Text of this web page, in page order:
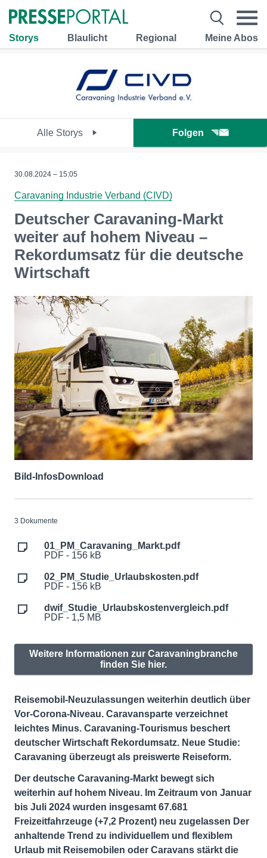
Storys Blaulicht Regional Meine Abos
Alle Storys Folgen
30.08.2024 – 15:05
Caravaning Industrie Verband (CIVD)
Deutscher Caravaning-Markt
weiter auf hohem Niveau –
Rekordumsatz für die deutsche
Wirtschaft
Bild-InfosDownload
3 Dokumente
01_PM_Caravaning_Markt.pdf
PDF - 156 kB
02_PM_Studie_Urlaubskosten.pdf
PDF - 156 kB
dwif_Studie_Urlaubskostenvergleich.pdf
PDF - 1,5 MB
Weitere Informationen zur Caravaningbranche
finden Sie hier.
Reisemobil-Neuzulassungen weiterhin deutlich über
Vor-Corona-Niveau. Caravansparte verzeichnet
leichtes Minus. Caravaning-Tourismus beschert
deutscher Wirtschaft Rekordumsatz. Neue Studie:
Caravaning überzeugt als preiswerte Reiseform.
Der deutsche Caravaning-Markt bewegt sich
weiterhin auf hohem Niveau. Im Zeitraum von Januar
bis Juli 2024 wurden insgesamt 67.681
Freizeitfahrzeuge (+7,2 Prozent) neu zugelassen Der
anhaltende Trend zu individuellem und flexiblem
Urlaub mit Reisemobilen oder Caravans stärkt die